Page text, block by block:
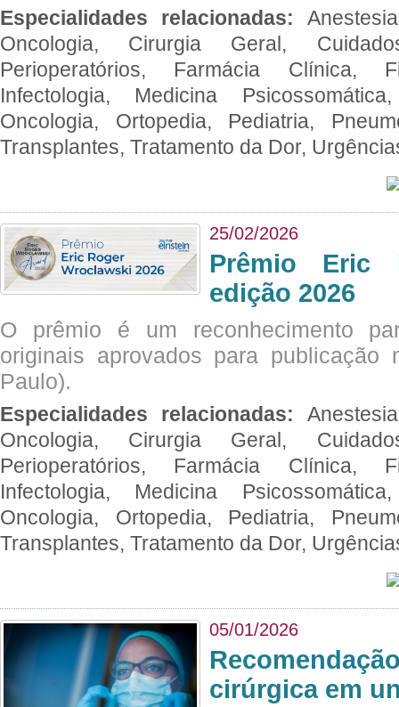
Especialidades relacionadas:
Oncologia, Cirurgia Geral,
Perioperatórios, Farmácia Clínica,
Infectologia, Medicina
Oncologia, Ortopedia, Pediatria,
Transplantes, Tratamento da Dor,
25/02/2026
Prêmio Eric
edição 2026
O prêmio é um reconhecimento
originais aprovados para publicação
Paulo).
Especialidades relacionadas:
Oncologia, Cirurgia Geral,
Perioperatórios, Farmácia Clínica,
Infectologia, Medicina
Oncologia, Ortopedia, Pediatria,
Transplantes, Tratamento da Dor,
05/01/2026
cirúrgica em